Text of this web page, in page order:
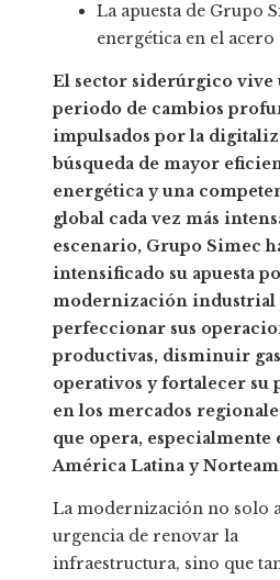
La apuesta de Grupo
energética en el acero
El sector siderúrgico vive
periodo de cambios
impulsados por la
búsqueda de mayor
energética y una
global cada vez más
escenario, Grupo Simec
intensificado su apuesta
modernización industrial
perfeccionar sus
productivas, disminuir
operativos y fortalecer su
en los mercados
que opera, especialmente
América Latina y
La modernización no solo
urgencia de renovar la
infraestructura, sino que